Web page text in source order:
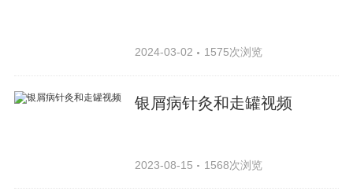
2024-03-02 1575次浏览
银屑病针灸和走罐视频
2023-08-15 1568次浏览